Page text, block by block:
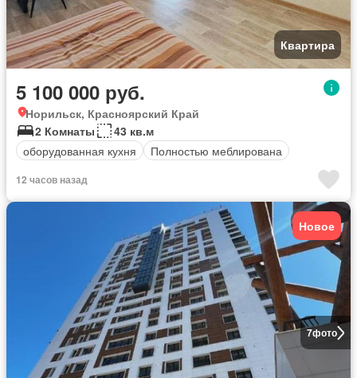
Квартира
5 100 000 руб.
Норильск, Красноярский Край
2 Комнаты
43 кв.м
оборудованная кухня
Полностью меблирована
12 часов назад
7фото
Новое